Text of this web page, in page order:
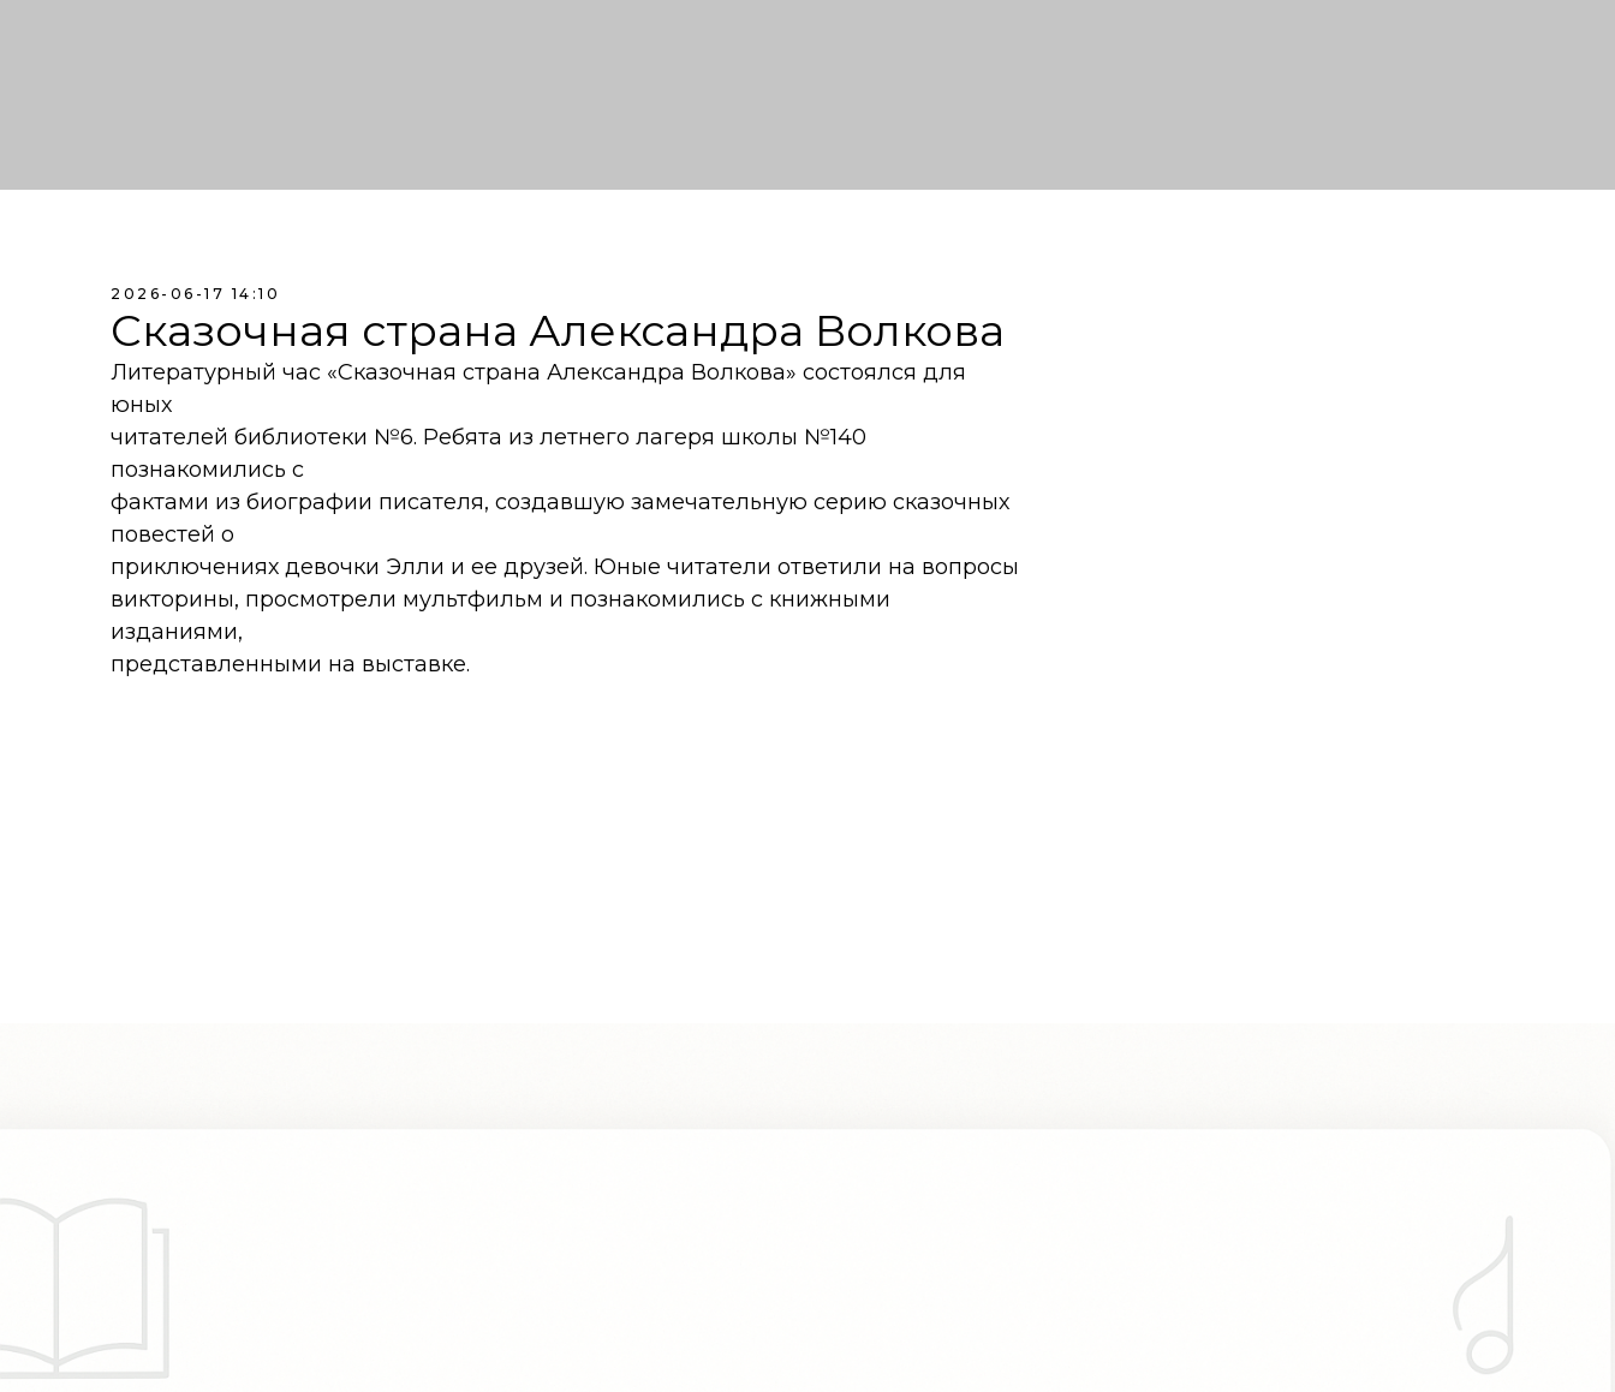
2026-06-17 14:10
Сказочная страна Александра Волкова
Литературный час «Сказочная страна Александра Волкова» состоялся для
юных
читателей библиотеки №6. Ребята из летнего лагеря школы №140
познакомились с
фактами из биографии писателя, создавшую замечательную серию сказочных
повестей о
приключениях девочки Элли и ее друзей. Юные читатели ответили на вопросы
викторины, просмотрели мультфильм и познакомились с книжными
изданиями,
представленными на выставке.